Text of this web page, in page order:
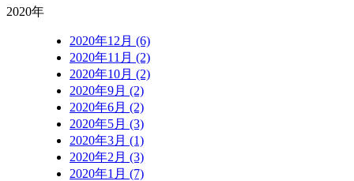
2020年
2020年12月 (6)
2020年11月 (2)
2020年10月 (2)
2020年9月 (2)
2020年6月 (2)
2020年5月 (3)
2020年3月 (1)
2020年2月 (3)
2020年1月 (7)